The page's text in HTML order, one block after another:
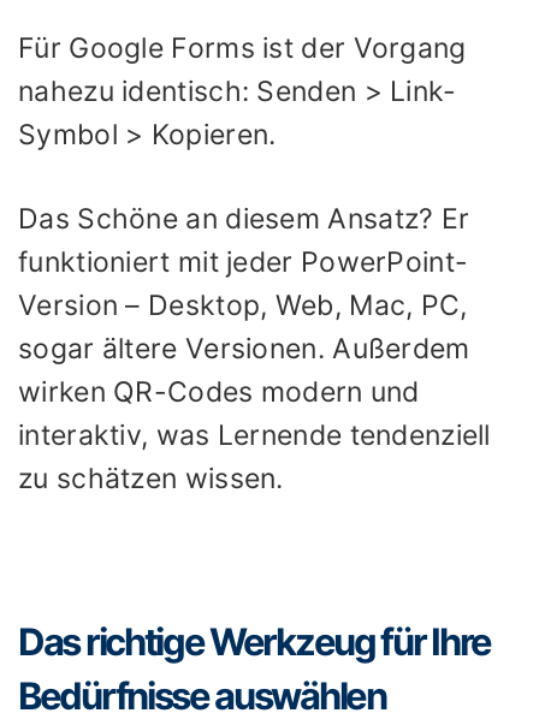
Für Google Forms ist der Vorgang
nahezu identisch: Senden > Link-
Symbol > Kopieren.
Das Schöne an diesem Ansatz? Er
funktioniert mit jeder PowerPoint-
Version – Desktop, Web, Mac, PC,
sogar ältere Versionen. Außerdem
wirken QR-Codes modern und
interaktiv, was Lernende tendenziell
zu schätzen wissen.
Das richtige Werkzeug für Ihre
Bedürfnisse auswählen